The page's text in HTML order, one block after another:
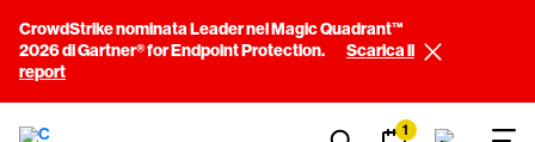
CrowdStrike nominata Leader nel Magic Quadrant™
2026 di Gartner® for Endpoint Protection.
Scarica il
report
1